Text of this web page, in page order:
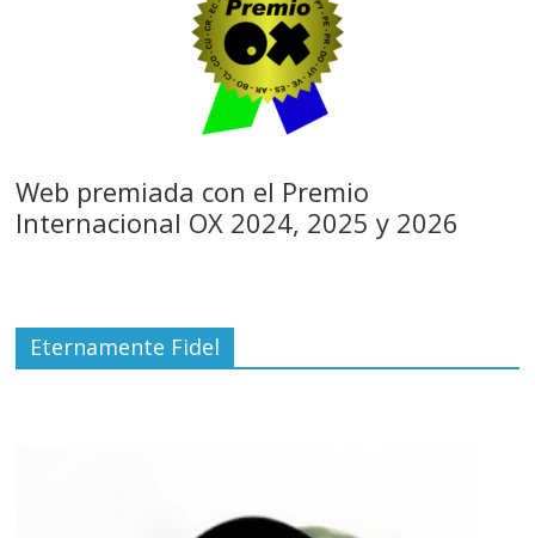
Web premiada con el Premio
Internacional OX 2024, 2025 y 2026
Eternamente Fidel